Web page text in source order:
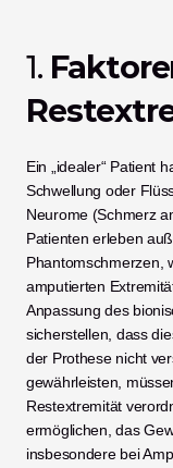
1.
Ein „idealer“ Patient
Schwellung oder
Neurome (Schmerz
Patienten erleben
Phantomschmerzen,
amputierten
Anpassung des
sicherstellen, dass
der Prothese nicht
gewährleisten,
Restextremität
ermöglichen, das
insbesondere bei